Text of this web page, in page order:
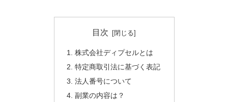
目次
株式会社ディプセルとは
特定商取引法に基づく表記
法人番号について
副業の内容は？